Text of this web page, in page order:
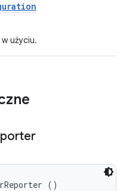
w użyciu.
()